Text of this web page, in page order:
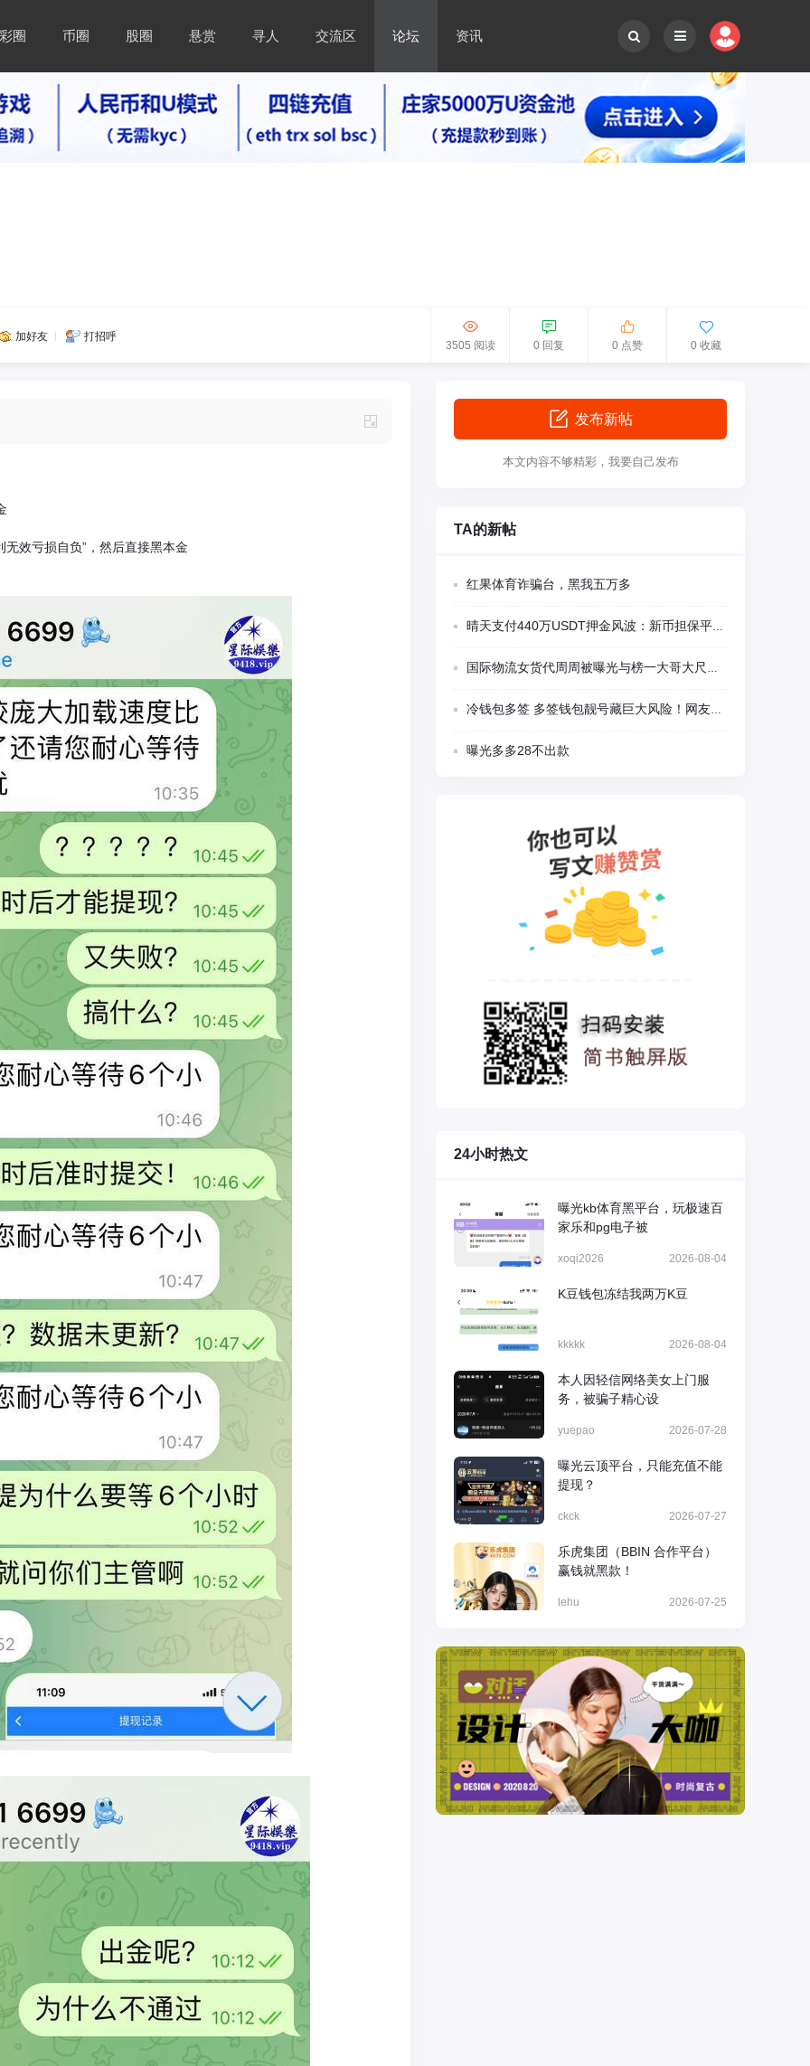
彩圈 币圈 股圈 悬赏 寻人 交流区 论坛 资讯
加好友 打招呼
3505 阅读 0 回复 0 点赞 0 收藏
效亏损自负”，然后直接黑本金
发布新帖
本文内容不够精彩，我要自己发布
TA的新帖
红果体育诈骗台，黑我五万多
晴天支付440万USDT押金风波：新币担保平台多项异常被集中质疑
国际物流女货代周周被曝光与榜一大哥大尺度视频聊天
冷钱包多签 多签钱包靓号藏巨大风险！网友千U刚转入瞬间被盗 卖家留后门精准蹲守
曝光多多28不出款
24小时热文
曝光kb体育黑平台，玩极速百
家乐和pg电子被
xoqi2026 2026-08-04
K豆钱包冻结我两万K豆
kkkkk 2026-08-04
本人因轻信网络美女上门服
务，被骗子精心设
yuepao 2026-07-28
曝光云顶平台，只能充值不能
提现？
ckck 2026-07-27
乐虎集团（BBIN 合作平台）
赢钱就黑款！
lehu 2026-07-25